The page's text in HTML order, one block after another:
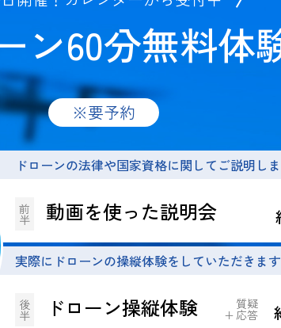
ン60分無料体
※要予約
ドローンの法律や国家資格に関してご説明し
前
半 動画を使った説明会
実際にドローンの操縦体験をしていただきま
後
半 ドローン操縦体験 質疑
応答